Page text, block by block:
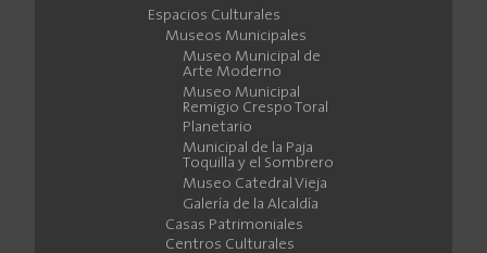
Espacios Culturales
Museos Municipales
Museo Municipal de
Arte Moderno
Museo Municipal
Remigio Crespo Toral
Planetario
Municipal de la Paja
Toquilla y el Sombrero
Museo Catedral Vieja
Galería de la Alcaldía
Casas Patrimoniales
Centros Culturales